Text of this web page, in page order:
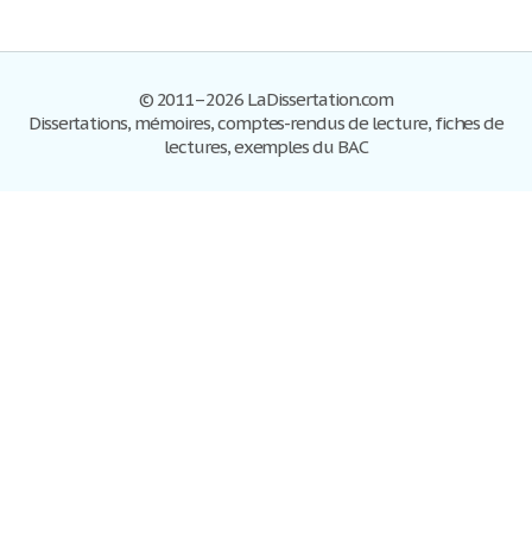
© 2011–2026 LaDissertation.com
Dissertations, mémoires, comptes-rendus de lecture, fiches de
lectures, exemples du BAC